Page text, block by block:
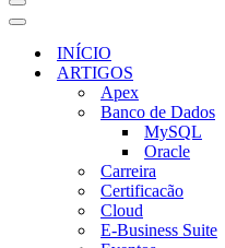
Menu
de
navegação
Menu
navegaçãoINÍCIO
ARTIGOS
Apex
Banco de Dados
MySQL
Oracle
Carreira
Certificacão
Cloud
E-Business Suite